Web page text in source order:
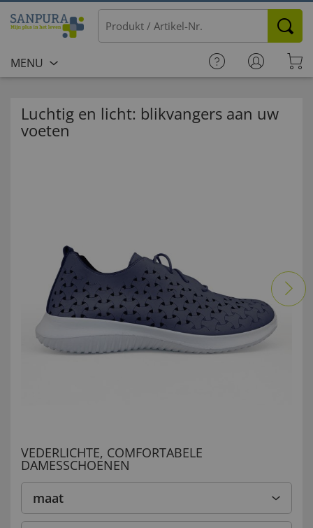
MENU
Luchtig en licht: blikvangers aan uw
voeten
VEDERLICHTE, COMFORTABELE
DAMESSCHOENEN
maat